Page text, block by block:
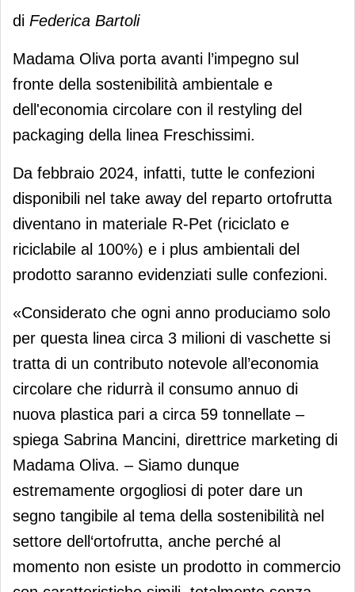
Madama Oliva rinnova il pack della
linea Freschissimi in ottica green
di Federica Bartoli
Madama Oliva porta avanti l’impegno sul
fronte della sostenibilità ambientale e
dell'economia circolare con il restyling del
packaging della linea Freschissimi.
Da febbraio 2024, infatti, tutte le confezioni
disponibili nel take away del reparto ortofrutta
diventano in materiale R-Pet (riciclato e
riciclabile al 100%) e i plus ambientali del
prodotto saranno evidenziati sulle confezioni.
«Considerato che ogni anno produciamo solo
per questa linea circa 3 milioni di vaschette si
tratta di un contributo notevole all’economia
circolare che ridurrà il consumo annuo di
nuova plastica pari a circa 59 tonnellate –
spiega Sabrina Mancini, direttrice marketing di
Madama Oliva. – Siamo dunque
estremamente orgogliosi di poter dare un
segno tangibile al tema della sostenibilità nel
settore dell‘ortofrutta, anche perché al
momento non esiste un prodotto in commercio